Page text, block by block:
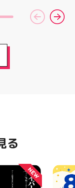
ちゃうデザ
めたくな
りますの
いた方、
ない方は
ぜひお早
量限定 新
ズな
ぜひ
熱い
ーポ
ース
る
NEW